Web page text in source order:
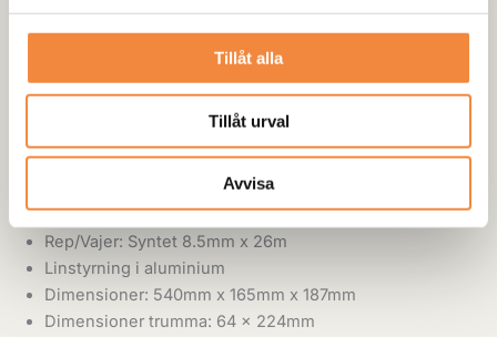
Tillåt alla
Tillåt urval
Avvisa
Dragkraft: 7000lbs / 3179kg
Utväxling 3-stegs planetväxel, 104:1
Koppling: 90grader vred
Rep/Vajer: Syntet 8.5mm x 26m
Linstyrning i aluminium
Dimensioner: 540mm x 165mm x 187mm
Dimensioner trumma: 64 x 224mm